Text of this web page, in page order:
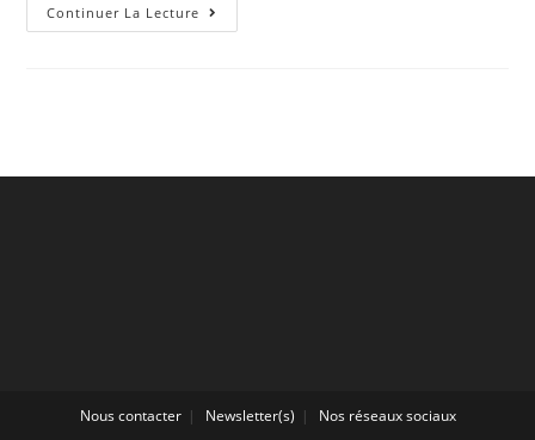
Continuer La Lecture Présentation
Du
Nous contacter Newsletter(s) Nos réseaux sociaux